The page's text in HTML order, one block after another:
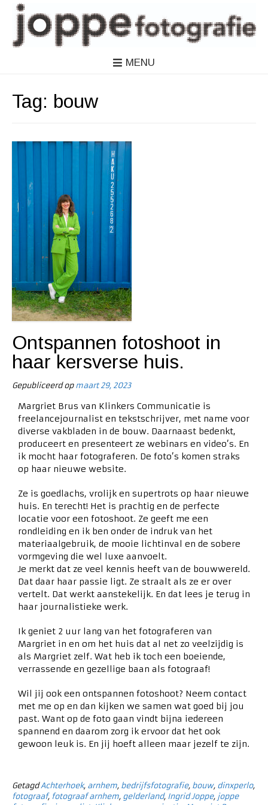
MENU
Tag: bouw
Ontspannen fotoshoot in
haar kersverse huis.
Gepubliceerd op maart 29, 2023
Margriet Brus van Klinkers Communicatie is
freelancejournalist en tekstschrijver, met name voor
diverse vakbladen in de bouw. Daarnaast bedenkt,
produceert en presenteert ze webinars en video’s. En
ik mocht haar fotograferen. De foto’s komen straks
op haar nieuwe website.
Ze is goedlachs, vrolijk en supertrots op haar nieuwe
huis. En terecht! Het is prachtig en de perfecte
locatie voor een fotoshoot. Ze geeft me een
rondleiding en ik ben onder de indruk van het
materiaalgebruik, de mooie lichtinval en de sobere
vormgeving die wel luxe aanvoelt.
Je merkt dat ze veel kennis heeft van de bouwwereld.
Dat daar haar passie ligt. Ze straalt als ze er over
vertelt. Dat werkt aanstekelijk. En dat lees je terug in
haar journalistieke werk.
Ik geniet 2 uur lang van het fotograferen van
Margriet in en om het huis dat al net zo veelzijdig is
als Margriet zelf. Wat heb ik toch een boeiende,
verrassende en gezellige baan als fotograaf!
Wil jij ook een ontspannen fotoshoot? Neem contact
met me op en dan kijken we samen wat goed bij jou
past. Want op de foto gaan vindt bijna iedereen
spannend en daarom zorg ik ervoor dat het ook
gewoon leuk is. En jij hoeft alleen maar jezelf te zijn.
GetagdAchterhoek, arnhem, bedrijfsfotografie, bouw, dinxperlo,
fotograaf, fotograaf arnhem, gelderland, Ingrid Joppe, joppe